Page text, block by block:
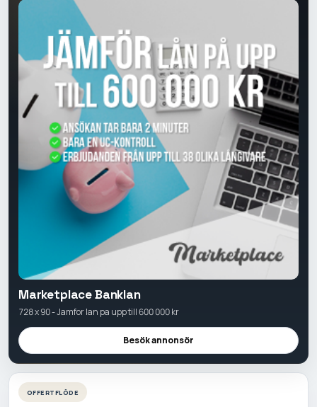
Marketplace Banklan
728 x 90 - Jamfor lan pa upp till 600 000 kr
Besök annonsör
OFFERTFLÖDE